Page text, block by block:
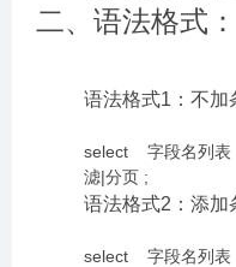
二、语法格式：
语法格式1：不加
select 字段名列
滤|分页 ;
语法格式2：添加
select 字段名列